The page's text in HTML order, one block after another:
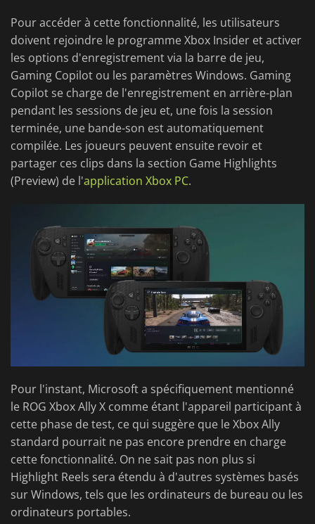
Pour accéder à cette fonctionnalité, les utilisateurs
doivent rejoindre le programme Xbox Insider et activer
les options d'enregistrement via la barre de jeu,
Gaming Copilot ou les paramètres Windows. Gaming
Copilot se charge de l'enregistrement en arrière-plan
pendant les sessions de jeu et, une fois la session
terminée, une bande-son est automatiquement
compilée. Les joueurs peuvent ensuite revoir et
partager ces clips dans la section Game Highlights
(Preview) de l'application Xbox PC.
Pour l'instant, Microsoft a spécifiquement mentionné
le ROG Xbox Ally X comme étant l'appareil participant à
cette phase de test, ce qui suggère que le Xbox Ally
standard pourrait ne pas encore prendre en charge
cette fonctionnalité. On ne sait pas non plus si
Highlight Reels sera étendu à d'autres systèmes basés
sur Windows, tels que les ordinateurs de bureau ou les
ordinateurs portables.